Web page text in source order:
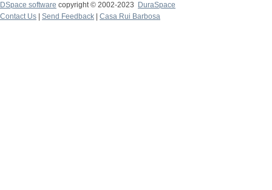
DSpace software copyright © 2002-2023
DuraSpace
Contact Us
Send Feedback Casa Rui Barbosa